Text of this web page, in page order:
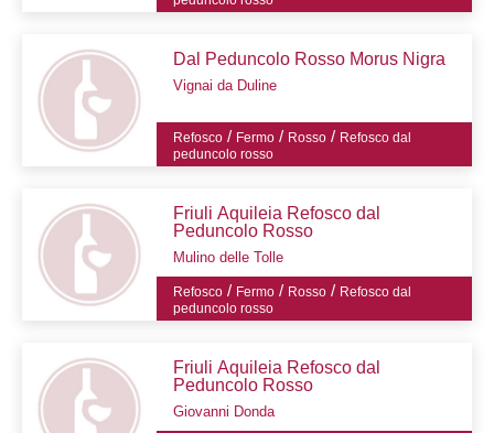
Dal Peduncolo Rosso Morus Nigra
Vignai da Duline
Refosco / Fermo / Rosso / Refosco dal
peduncolo rosso
Friuli Aquileia Refosco dal
Peduncolo Rosso
Mulino delle Tolle
Refosco / Fermo / Rosso / Refosco dal
peduncolo rosso
Friuli Aquileia Refosco dal
Peduncolo Rosso
Giovanni Donda